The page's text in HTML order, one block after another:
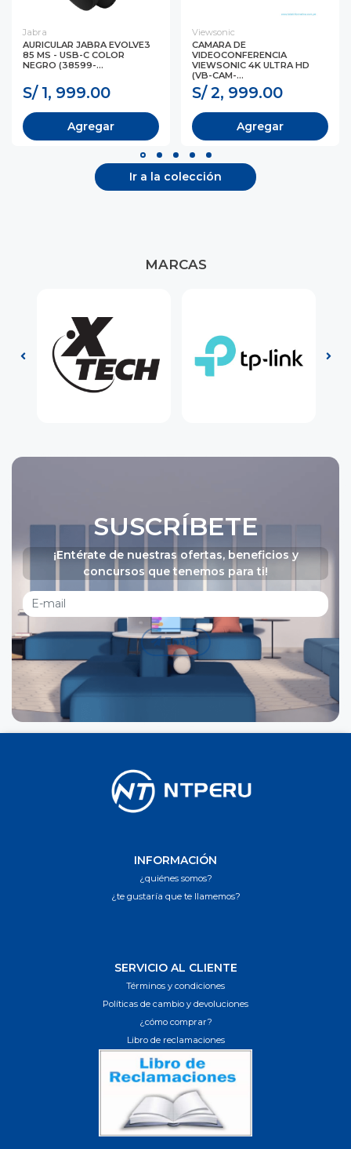
Jabra
AURICULAR JABRA EVOLVE3
85 MS - USB-C COLOR
NEGRO (38599-...
S/ 1, 999.00
Agregar
Viewsonic
CAMARA DE
VIDEOCONFERENCIA
VIEWSONIC 4K ULTRA HD
(VB-CAM-...
S/ 2, 999.00
Agregar
Ir a la colección
MARCAS
SUSCRÍBETE
¡Entérate de nuestras ofertas, beneficios y
concursos que tenemos para ti!
Enviar
INFORMACIÓN
¿quiénes somos?
¿te gustaría que te llamemos?
SERVICIO AL CLIENTE
Términos y condiciones
Políticas de cambio y devoluciones
¿cómo comprar?
Libro de reclamaciones